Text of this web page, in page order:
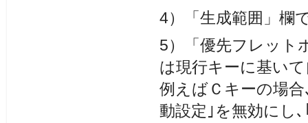
4）「生成範囲」欄
5）「優先フレット
は現行キーに基い
例えばＣキーの場
動設定｣を無効にし